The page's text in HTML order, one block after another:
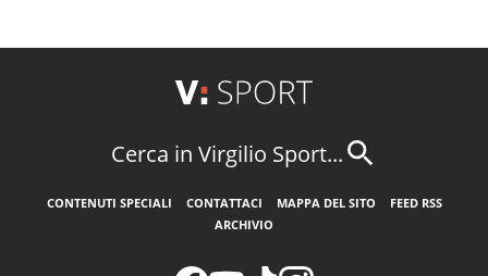
Cerca in Virgilio Sport...
CONTENUTI SPECIALI CONTATTACI MAPPA DEL SITO
FEED RSS
ARCHIVIO